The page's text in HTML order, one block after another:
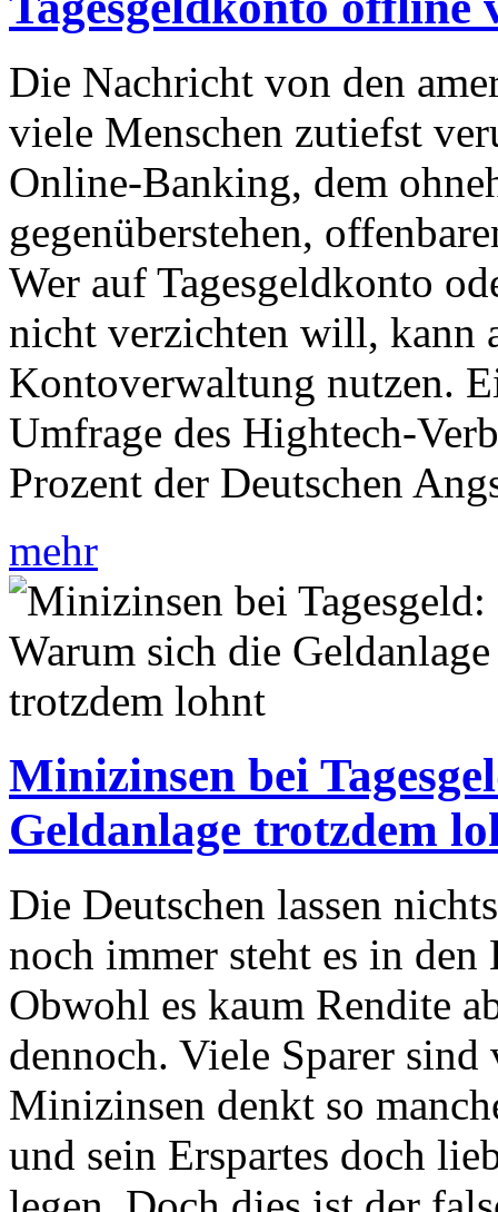
Die Nachricht von den
viele Menschen zutiefst
Online-Banking, dem
gegenüberstehen,
Wer auf Tagesgeldkonto
nicht verzichten will, kann
Kontoverwaltung nutzen.
Umfrage des Hightech-
Prozent der Deutschen
mehr
Minizinsen bei
Geldanlage trotzdem
Die Deutschen lassen
noch immer steht es in
Obwohl es kaum Rendite
dennoch. Viele Sparer
Minizinsen denkt so
und sein Erspartes doch